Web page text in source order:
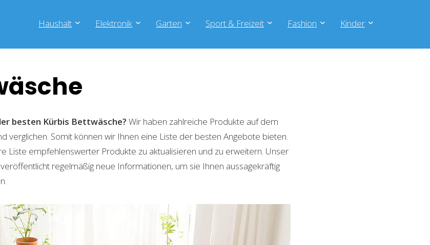
Haushalt Elektronik Garten Sport & Freizeit Fashion Kinder
besten Kürbis Bettwäsche? Wir haben zahlreiche Produkte auf dem
verglichen. Somit können wir Ihnen eine Liste der besten Angebote bieten.
Liste empfehlenswerter Produkte zu aktualisieren und zu erweitern. Unser
regelmäßig neue Informationen, um sie Ihnen aussagekräftig